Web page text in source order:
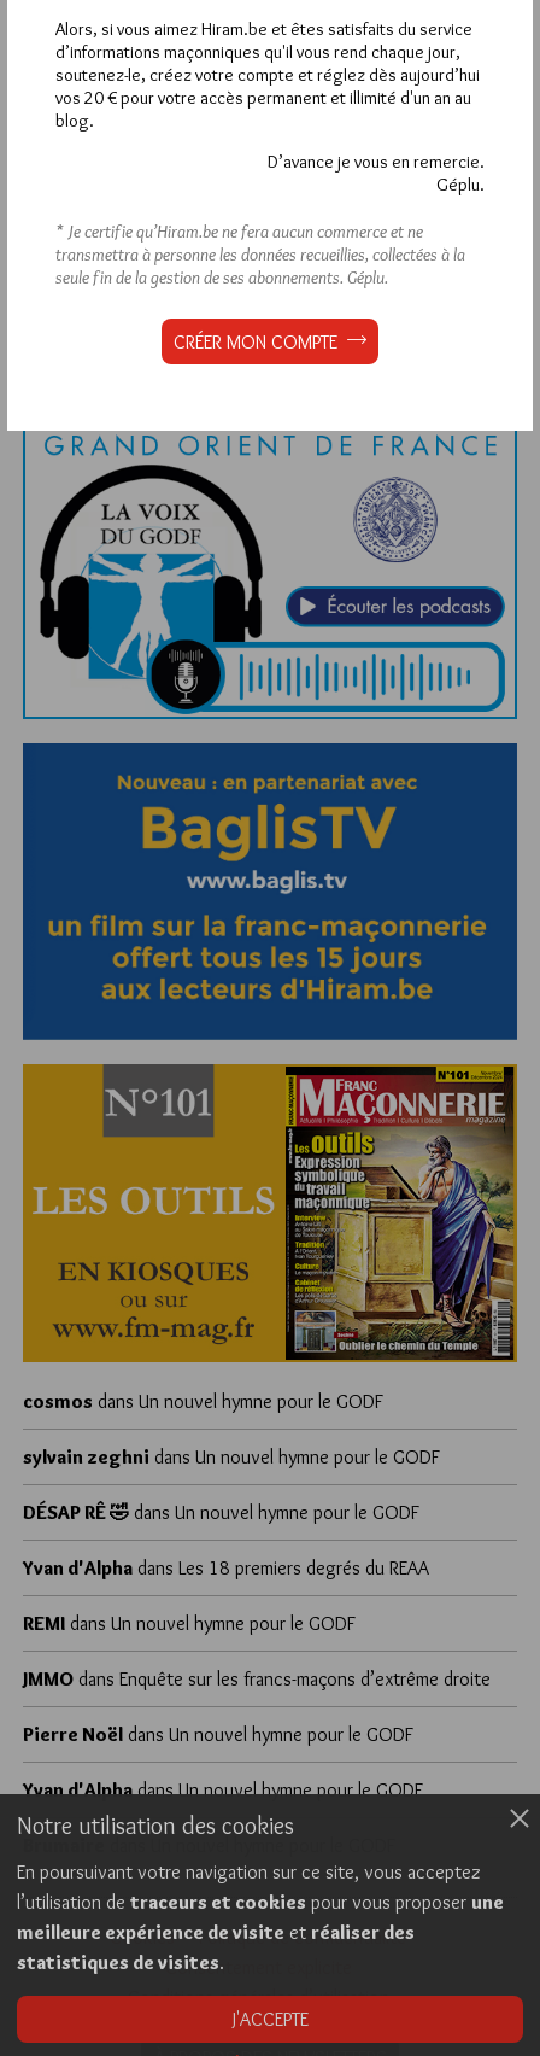
Hier vendredi 7 août 2026, Hiram.be a reçu1 672
visiteset2 608 pagesont été lues (Source :
Pirsch.io)
cosmos dans Un nouvel hymne pour le GODF
sylvain zeghni dans Un nouvel hymne pour le GODF
DÉSAP RÊ 🤣 dans Un nouvel hymne pour le GODF
Yvan d'Alpha dans Les 18 premiers degrés du REAA
REMI dans Un nouvel hymne pour le GODF
JMMO dans Enquête sur les francs-maçons d’extrême droite
Pierre Noël dans Un nouvel hymne pour le GODF
Yvan d'AlphadansUn nouvel hymne pour le GODF
Cookies
Politique de confidentialité
Consentement explicite
Conditions générales d’utilisation
Notre utilisation des cookies
En poursuivant votre navigation sur ce site, vous acceptez
l’utilisation de traceurs et cookies pour vous proposer une
meilleure expérience de visite et réaliser des
statistiques de visites.
J'ACCEPTE
Alors, si vous aimez Hiram.be et êtes satisfaits du service
d’informations maçonniques qu'il vous rend chaque jour,
soutenez-le, créez votre compte et réglez dès aujourd’hui
vos 20 € pour votre accès permanent et illimité d'un an au
blog.
D’avance je vous en remercie.
Géplu.
* Je certifie qu’Hiram.be ne fera aucun commerce et ne
transmettra à personne les données recueillies, collectées à la
seule fin de la gestion de ses abonnements. Géplu.
CRÉER MON COMPTE